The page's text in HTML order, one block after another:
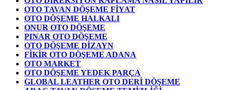
OTO TAVAN DÖŞEME FİYAT
OTO DÖŞEME HALKALI
ONUR OTO DÖŞEME
PINAR OTO DÖŞEME
OTO DÖŞEME DİZAYN
FİKİR OTO DÖŞEME ADANA
OTO MARKET
OTO DÖŞEME YEDEK PARÇA
GLOBAL LEATHER OTO DERİ DÖŞEME